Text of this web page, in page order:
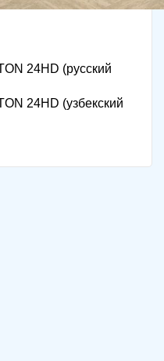
24HD (русский
24HD (узбекский